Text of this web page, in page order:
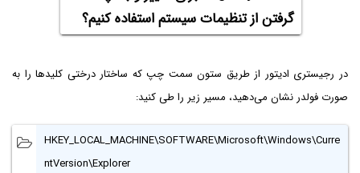
گرفتن از تنظیمات سیستم استفاده کنیم؟
در رجیستری ادیتور از طریق ستون سمت چپ که ساختار درختی کلیدها را به
صورت فولدر نشان می‌دهید، مسیر زیر را طی کنید:
HKEY_LOCAL_MACHINE\SOFTWARE\Microsoft\Windows\Curre
ntVersion\Explorer